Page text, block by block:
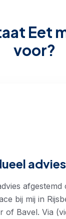
Eet
voor?
advies
afgestemd
bij mij in
of Bavel. Via